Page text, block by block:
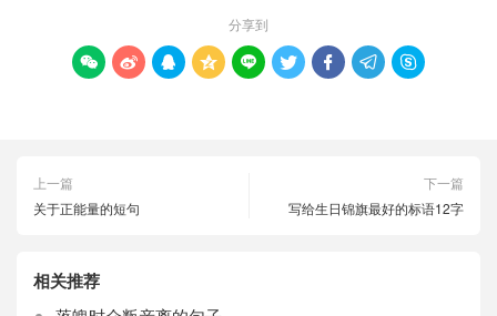
分享到
        
上一篇
关于正能量的短句
下一篇
写给生日锦旗最好的标语12字
相关推荐